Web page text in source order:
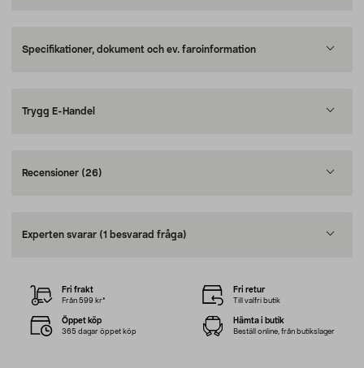
Specifikationer, dokument och ev. faroinformation
Trygg E-Handel
Recensioner (26)
Experten svarar (1 besvarad fråga)
Fri frakt
Från 599 kr*
Fri retur
Till valfri butik
Öppet köp
365 dagar öppet köp
Hämta i butik
Beställ online, från butikslager